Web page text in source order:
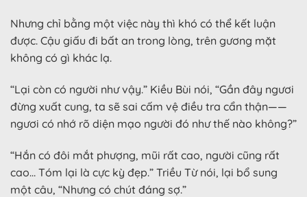
Nhưng chỉ bằng một việc này thì khó có thể kết luận
được. Cậu giấu đi bất an trong lòng, trên gương mặt
không có gì khác lạ.
“Lại còn có người như vậy.” Kiều Bùi nói, “Gần đây ngươi
đừng xuất cung, ta sẽ sai cấm vệ điều tra cẩn thận——
ngươi có nhớ rõ diện mạo người đó như thế nào không?”
“Hắn có đôi mắt phượng, mũi rất cao, người cũng rất
cao… Tóm lại là cực kỳ đẹp.” Triều Từ nói, lại bổ sung
một câu, “Nhưng có chút đáng sợ.”